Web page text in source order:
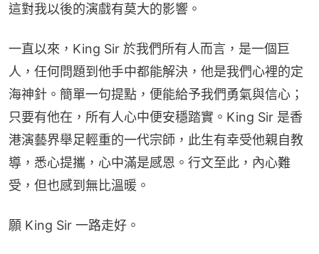
這對我以後的演戲有莫大的影響。
一直以來，King Sir 於我們所有人而言，是一個巨
人，任何問題到他手中都能解決，他是我們心裡的定
海神針。簡單一句提點，便能給予我們勇氣與信心；
只要有他在，所有人心中便安穩踏實。King Sir 是香
港演藝界舉足輕重的一代宗師，此生有幸受他親自教
導，悉心提攜，心中滿是感恩。行文至此，內心難
受，但也感到無比溫暖。
願 King Sir 一路走好。